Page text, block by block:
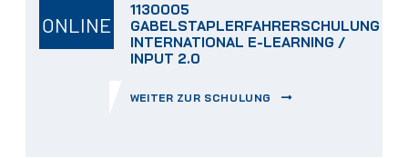
ONLINE
1130005
GABELSTAPLERFAHRERSCHULUNG
INTERNATIONAL E-LEARNING /
INPUT 2.0
WEITER ZUR SCHULUNG